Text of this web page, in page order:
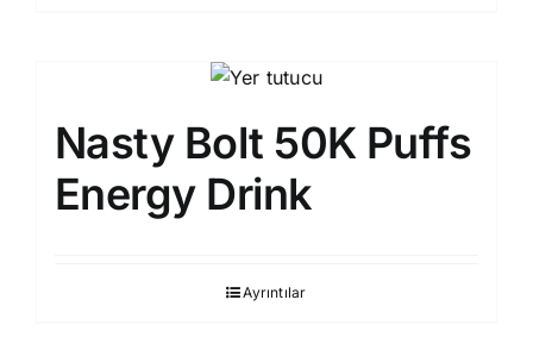
Nasty Bolt 50K Puffs
Energy Drink
Ayrıntılar